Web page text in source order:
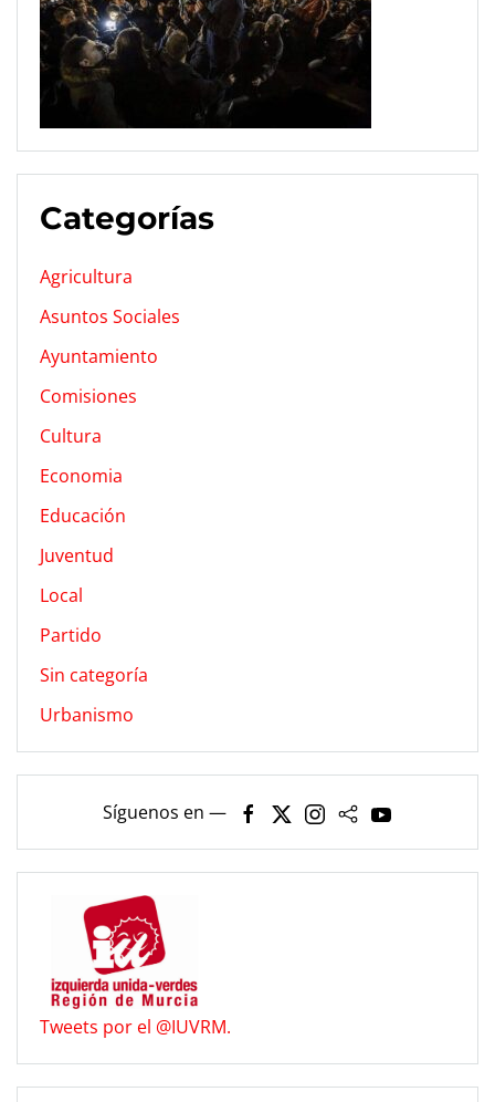
Categorías
Agricultura
Asuntos Sociales
Ayuntamiento
Comisiones
Cultura
Economia
Educación
Juventud
Local
Partido
Sin categoría
Urbanismo
Síguenos en —
Tweets por el @IUVRM.